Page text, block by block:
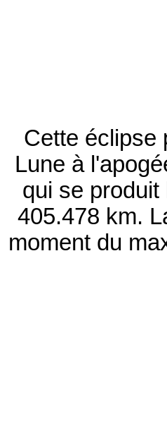
Cette éclipse
Lune à
qui se
405.478 km.
moment du